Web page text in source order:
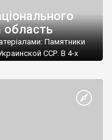
область
Памятники
ССР. В 4-х
реєстру нерухомих